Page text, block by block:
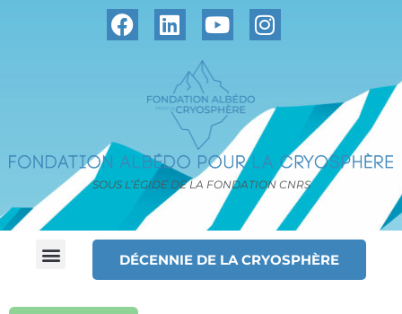
SOUS L’ÉGIDE DE LA FONDATION CNRS
DÉCENNIE DE LA CRYOSPHÈRE